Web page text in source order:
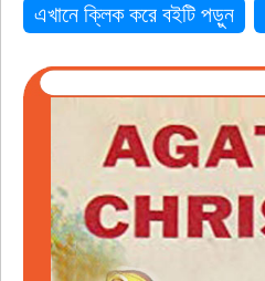
এখানে ক্লিক করে বইটি পড়ুন